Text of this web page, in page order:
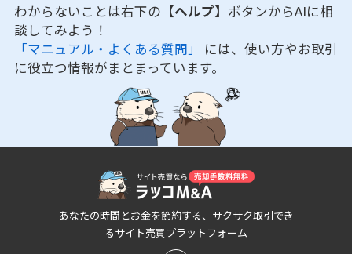
わからないことは右下の 【ヘルプ】 ボタンからAIに相
談してみよう！
「マニュアル・よくある質問」 には、使い方やお取引
に役立つ情報がまとまっています。
あなたの時間とお金を節約する、サクサク取引でき
るサイト売買プラットフォーム